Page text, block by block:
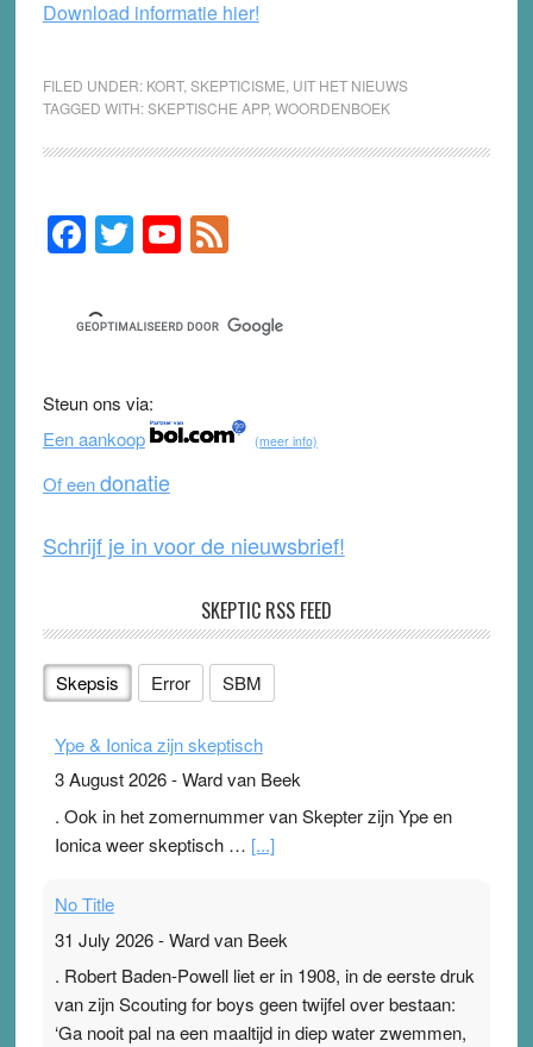
Download informatie hier!
FILED UNDER: KORT, SKEPTICISME UIT HET NIEUWS
TAGGED WITH:SKEPTISCHE APP, WOORDENBOEK
Primary
Sidebar
F
a
c
e
b
o
o
k
T
wi
tt
er
Y
o
u
T
b
e
F
e
d
Steun ons via:
Een aankoop
(meer info)
Of eendonatie
Schrijf je in voor de nieuwsbrief!
SKEPTIC RSS FEED
Skepsis Error SBM
Ype & Ionica zijn skeptisch
3 August 2026-Ward van Beek
. Ook in het zomernummer van Skepter zijn Ype en
Ionica weer skeptisch … [...]
No Title
31 July 2026-Ward van Beek
. Robert Baden-Powell liet er in 1908, in de eerste druk
van zijn Scouting for boys geen twijfel over bestaan:
‘Ga nooit pal na een maaltijd in diep water zwemmen,